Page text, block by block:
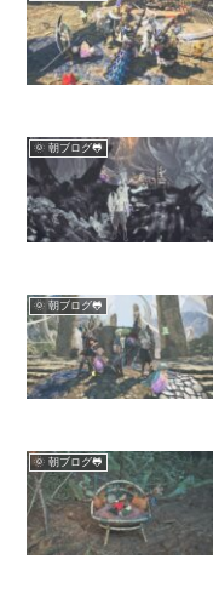
🌞 朝ブログ🐸
🌞 朝ブログ🐸
🌞 朝ブログ🐸